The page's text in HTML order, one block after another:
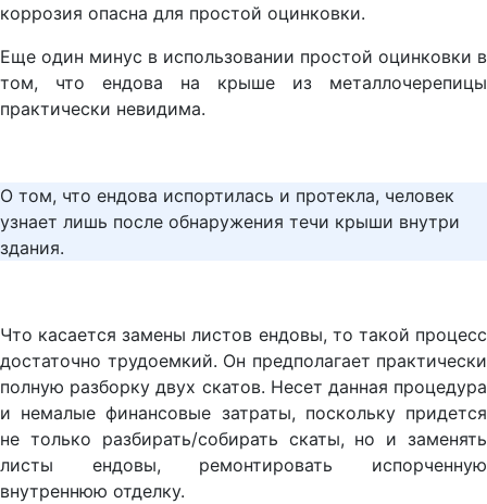
коррозия опасна для простой оцинковки.
Еще один минус в использовании простой оцинковки в
том, что ендова на крыше из металлочерепицы
практически невидима.
О том, что ендова испортилась и протекла, человек
узнает лишь после обнаружения течи крыши внутри
здания.
Что касается замены листов ендовы, то такой процесс
достаточно трудоемкий. Он предполагает практически
полную разборку двух скатов. Несет данная процедура
и немалые финансовые затраты, поскольку придется
не только разбирать/собирать скаты, но и заменять
листы ендовы, ремонтировать испорченную
внутреннюю отделку.